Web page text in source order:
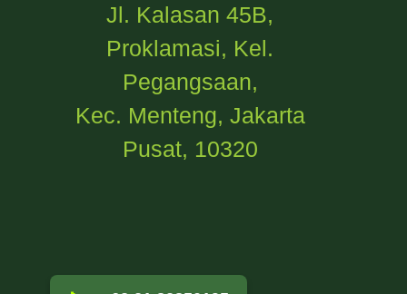
Jl. Kalasan 45B,
Proklamasi, Kel.
Pegangsaan,
Kec. Menteng, Jakarta
Pusat, 10320